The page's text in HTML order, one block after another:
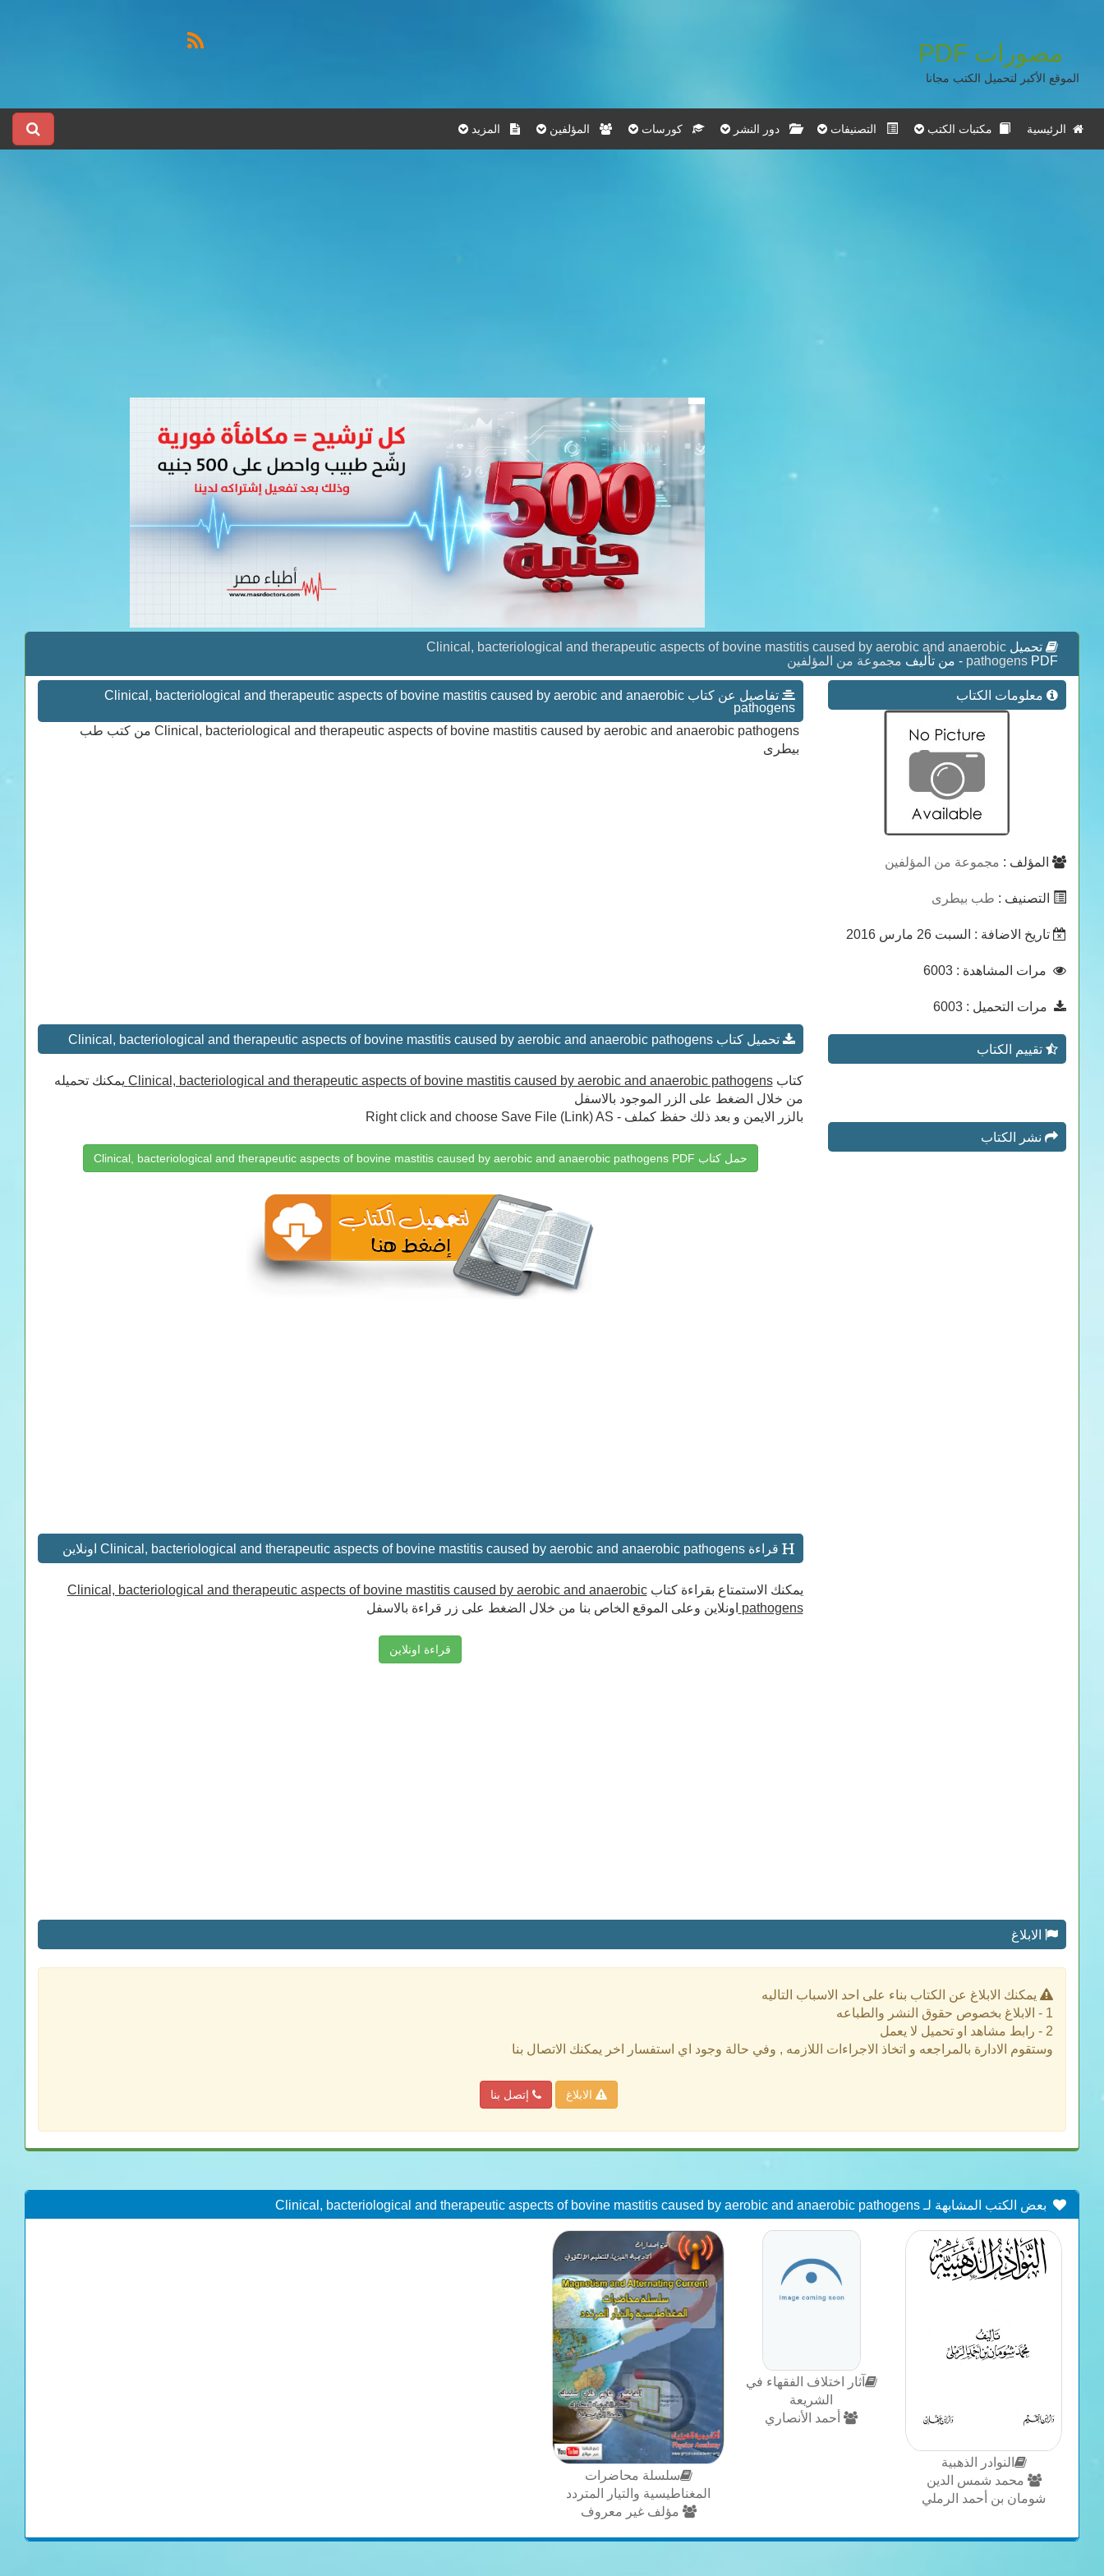
مصورات PDF
الموقع الأكبر لتحميل الكتب مجانا
الرئيسية مكتبات الكتب التصنيفات دور النشر كورسات المؤلفين المزيد
تحميل Clinical, bacteriological and therapeutic aspects of bovine mastitis caused by aerobic and anaerobic
pathogens PDF - من تأليف مجموعة من المؤلفين
معلومات الكتاب
المؤلف : مجموعة من المؤلفين
التصنيف : طب بيطرى
تاريخ الاضافة : السبت 26 مارس 2016
مرات المشاهدة : 6003
مرات التحميل : 6003
تقييم الكتاب
نشر الكتاب
تفاصيل عن كتاب Clinical, bacteriological and therapeutic aspects of bovine mastitis caused by aerobic and anaerobic
pathogens
Clinical, bacteriological and therapeutic aspects of bovine mastitis caused by aerobic and anaerobic pathogens من كتب طب
بيطرى
تحميل كتاب Clinical, bacteriological and therapeutic aspects of bovine mastitis caused by aerobic and anaerobic pathogens
كتابClinical, bacteriological and therapeutic aspects of bovine mastitis caused by aerobic and anaerobic pathogens يمكنك تحميله
من خلال الضغط على الزر الموجود بالاسفل
بالزر الايمن و بعد ذلك حفظ كملف - Right click and choose Save File (Link) AS
حمل كتاب Clinical, bacteriological and therapeutic aspects of bovine mastitis caused by aerobic and anaerobic pathogens PDF
قراءة Clinical, bacteriological and therapeutic aspects of bovine mastitis caused by aerobic and anaerobic pathogens اونلاين
يمكنك الاستمتاع بقراءة كتابClinical, bacteriological and therapeutic aspects of bovine mastitis caused by aerobic and anaerobic
pathogens اونلاين وعلى الموقع الخاص بنا من خلال الضغط على زر قراءة بالاسفل
قراءة اونلاين
الابلاغ
يمكنك الابلاغ عن الكتاب بناء على احد الاسباب التاليه
1 - الابلاغ بخصوص حقوق النشر والطباعه
2 - رابط مشاهد او تحميل لا يعمل
وستقوم الادارة بالمراجعه و اتخاذ الاجراءات اللازمه , وفي حالة وجود اي استفسار اخر يمكنك الاتصال بنا
الابلاغ إتصل بنا
بعض الكتب المشابهة لـ Clinical, bacteriological and therapeutic aspects of bovine mastitis caused by aerobic and anaerobic pathogens
النوادر الذهبية
محمد شمس الدين
شومان بن أحمد الرملي
آثار اختلاف الفقهاء في
الشريعة
أحمد الأنصاري
سلسلة محاضرات
المغناطيسية والتيار المتردد
مؤلف غير معروف